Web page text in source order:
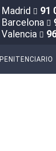
Madrid
91
Barcelona
Valencia
PENITENCIARIO